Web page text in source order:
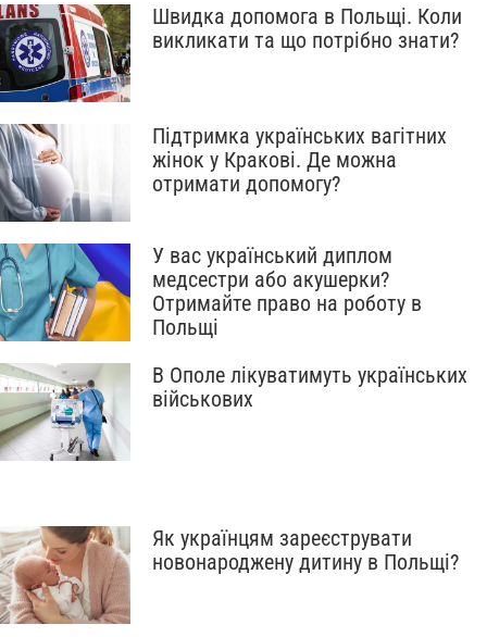
Швидка допомога в Польщі. Коли
викликати та що потрібно знати?
Підтримка українських вагітних
жінок у Кракові. Де можна
отримати допомогу?
У вас український диплом
медсестри або акушерки?
Отримайте право на роботу в
Польщі
В Ополе лікуватимуть українських
військових
Як українцям зареєструвати
новонароджену дитину в Польщі?